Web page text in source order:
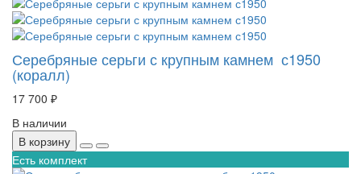
Серебряные серьги с крупным камнем с1950
(коралл)
17 700 ₽
В наличии
В корзину
Есть комплект